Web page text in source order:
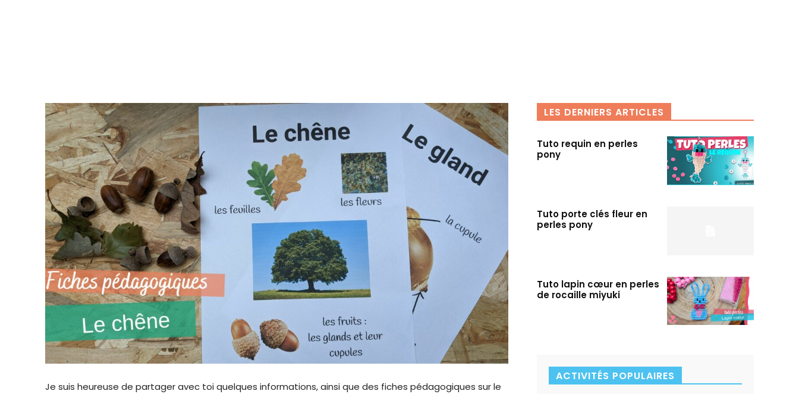
Je suis heureuse de partager avec toi quelques informations, ainsi que des fiches pédagogiques sur le
LES DERNIERS ARTICLES
Tuto requin en perles
pony
Tuto porte clés fleur en
perles pony
Tuto lapin cœur en perles
de rocaille miyuki
ACTIVITÉS POPULAIRES